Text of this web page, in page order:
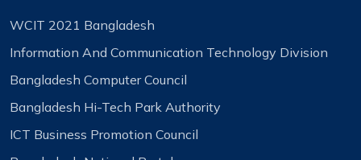
WCIT 2021 Bangladesh
Information And Communication Technology Division
Bangladesh Computer Council
Bangladesh Hi-Tech Park Authority
ICT Business Promotion Council